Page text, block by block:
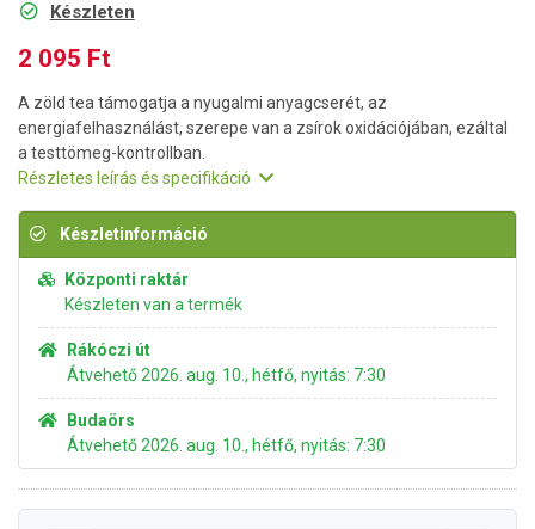
Készleten
2 095 Ft
A zöld tea támogatja a nyugalmi anyagcserét, az
energiafelhasználást, szerepe van a zsírok oxidációjában, ezáltal
a testtömeg-kontrollban.
Részletes leírás és specifikáció
Készletinformáció
Központi raktár
Készleten van a termék
Rákóczi út
Átvehető 2026. aug. 10., hétfő, nyitás: 7:30
Budaörs
Átvehető 2026. aug. 10., hétfő, nyitás: 7:30